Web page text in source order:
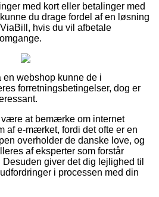
med kort eller betalinger med
du drage fordel af en løsning
hvis du vil afbetale
en webshop kunne de i
forretningsbetingelser, dog er
at bemærke om internet
af e-mærket, fordi det ofte er en
overholder de danske love, og
af eksperter som forstår
giver det dig lejlighed til
i processen med din